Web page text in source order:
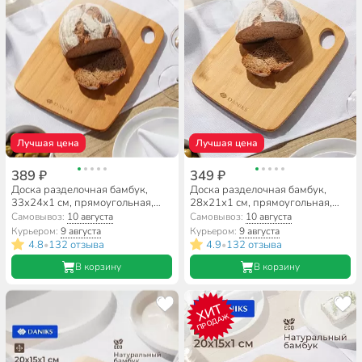
Лучшая цена
389 ₽
Доска разделочная бамбук,
33х24х1 см, прямоугольная,
Daniks, Бамбук, H-1636
Самовывоз: 10 августа
Курьером:9 августа
4.8•132 отзыва
В корзину
Лучшая цена
349 ₽
Доска разделочная бамбук,
28х21х1 см, прямоугольная,
Daniks, Бамбук, H-1635
Самовывоз: 10 августа
Курьером: 9 августа
4.9•132 отзыва
В корзину
ХИТ
ПРОДАЖ